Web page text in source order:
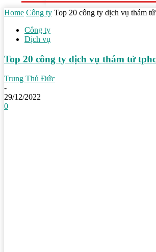
Home Công ty Top 20 công ty dịch vụ thám
Công ty
Dịch vụ
Top 20 công ty dịch vụ thám tử
Trung Thủ Đức
-
29/12/2022
0